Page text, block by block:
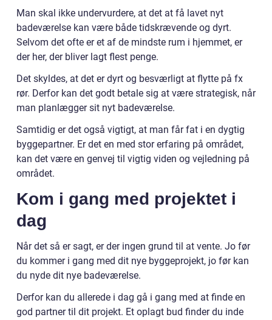
Man skal ikke undervurdere, at det at få lavet nyt
badeværelse kan være både tidskrævende og dyrt.
Selvom det ofte er et af de mindste rum i hjemmet, er
der her, der bliver lagt flest penge.
Det skyldes, at det er dyrt og besværligt at flytte på fx
rør. Derfor kan det godt betale sig at være strategisk, når
man planlægger sit nyt badeværelse.
Samtidig er det også vigtigt, at man får fat i en dygtig
byggepartner. Er det en med stor erfaring på området,
kan det være en genvej til vigtig viden og vejledning på
området.
Kom i gang med projektet i
dag
Når det så er sagt, er der ingen grund til at vente. Jo før
du kommer i gang med dit nye byggeprojekt, jo før kan
du nyde dit nye badeværelse.
Derfor kan du allerede i dag gå i gang med at finde en
god partner til dit projekt. Et oplagt bud finder du inde